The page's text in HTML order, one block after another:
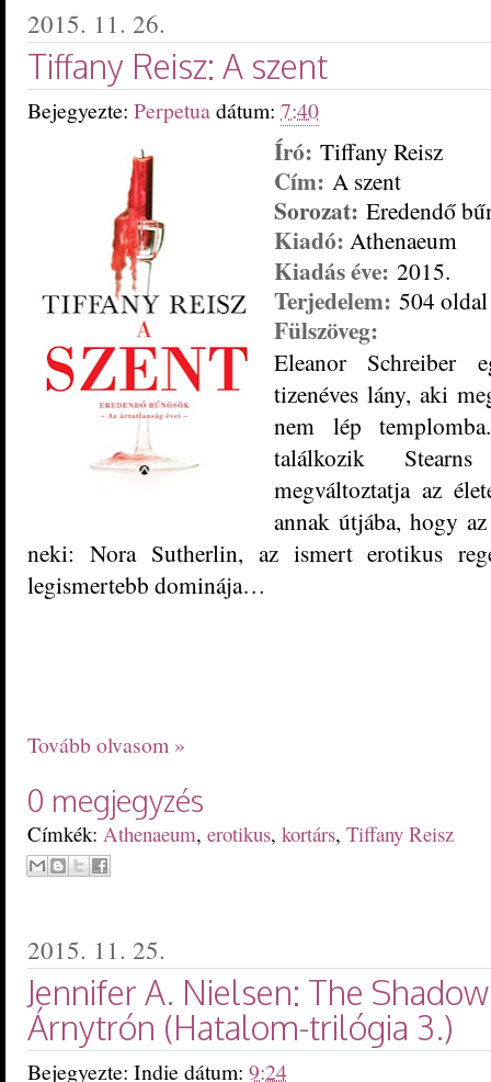
2015. 11. 26.
Tiffany Reisz: A szent
Bejegyezte: Perpetuadátum: 7:40
Író: Tiffany Reisz
Cím: A szent
Sorozat: Eredendő
Kiadó: Athenaeum
Kiadás éve: 2015.
Terjedelem: 504 oldal
Fülszöveg:
Eleanor Schreiber
tizenéves lány, aki
nem lép
találkozik
megváltoztatja az
annak útjába, hogy
neki: Nora Sutherlin, az ismert erotikus
legismertebb dominája…
Tovább olvasom »
0 megjegyzés
Címkék: Athenaeum, erotikus, kortárs, Tiffany Reisz
2015. 11. 25.
Jennifer A. Nielsen: The
Árnytrón (Hatalom-trilógia 3.)
Bejegyezte: Indie dátum: 9:24